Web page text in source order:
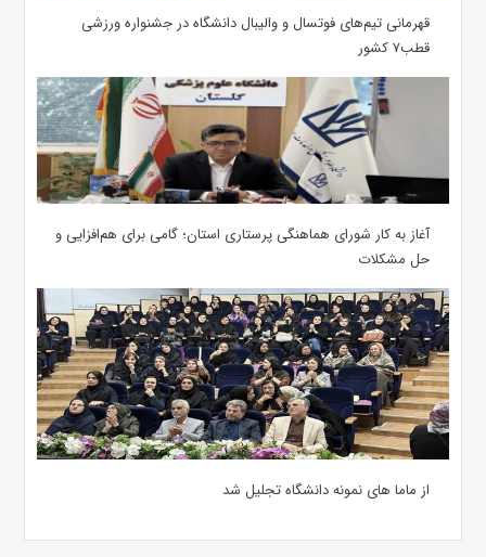
قهرمانی تیم‌های فوتسال و والیبال دانشگاه در جشنواره ورزشی
قطب۷ کشور
آغاز به کار شورای هماهنگی پرستاری استان؛ گامی برای هم‌افزایی و
حل مشکلات
از ماما های نمونه دانشگاه تجلیل شد